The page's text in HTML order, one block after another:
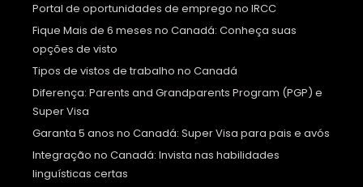
Portal de oportunidades de emprego no IRCC
Fique Mais de 6 meses no Canadá: Conheça suas
opções de visto
Tipos de vistos de trabalho no Canadá
Diferença: Parents and Grandparents Program (PGP) e
Super Visa
Garanta 5 anos no Canadá: Super Visa para pais e avós
Integração no Canadá: Invista nas habilidades
linguísticas certas